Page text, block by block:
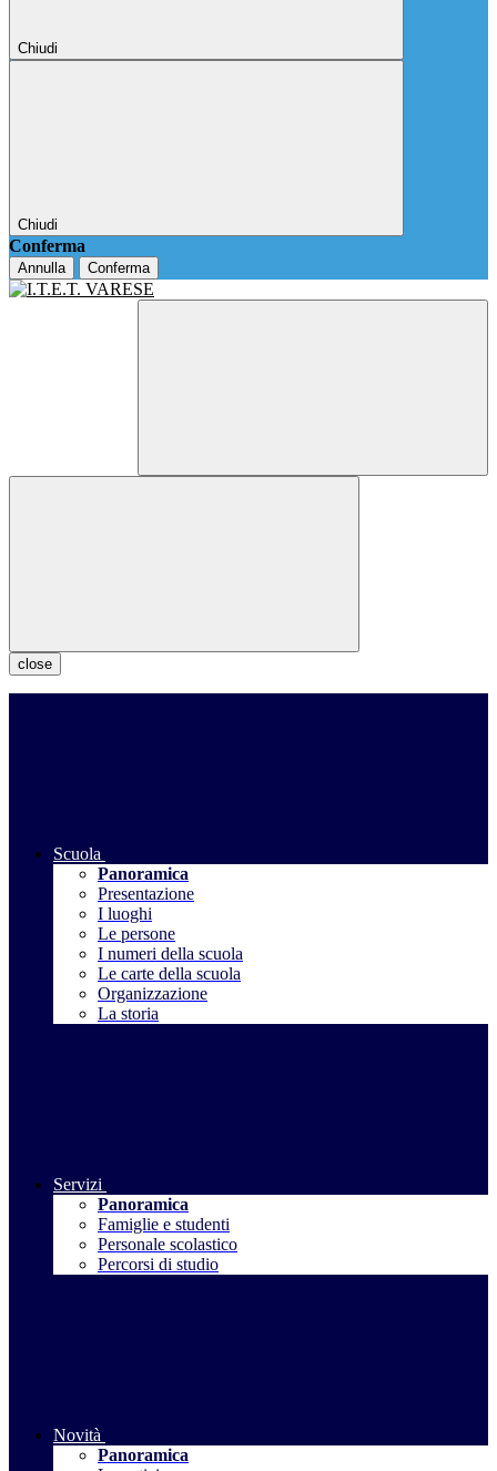
Chiudi
Chiudi
Conferma
Annulla Conferma
close
Scuola
Panoramica
Presentazione
I luoghi
Le persone
I numeri della scuola
Le carte della scuola
Organizzazione
La storia
Servizi
Panoramica
Famiglie e studenti
Personale scolastico
Percorsi di studio
Novità
Panoramica